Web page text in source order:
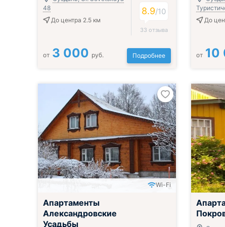
48
До центра 2.5 км
8.9/10
33 отзыва
от 3 000 руб. Подробнее
До
от 10
Wi-Fi
Апартаменты
Александровские
Усадьбы